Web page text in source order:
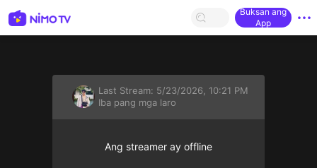
Buksan ang
App
Last Stream: 5/23/2026, 10:21 PM
Iba pang mga laro
Ang streamer ay offline